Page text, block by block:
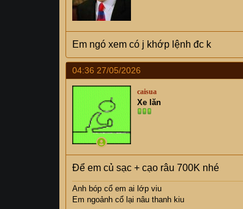
Em ngó xem có j khớp lệnh đc k
04:36 27/05/2026
caisua
Xe lăn
Để em củ sạc + cạo râu 700K nhé
Anh bóp cổ em ai lớp viu
Em ngoảnh cổ lại nâu thanh kiu